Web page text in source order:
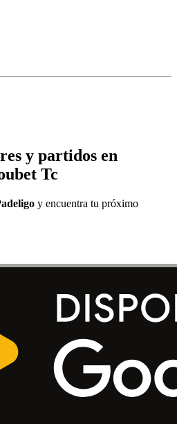
y partidos en
Tc
y encuentra tu próximo